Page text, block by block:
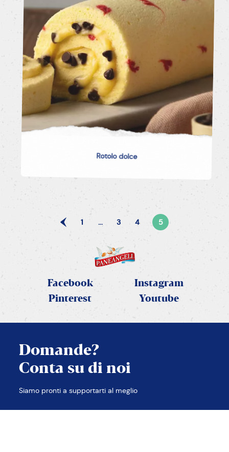
APPLICA FILTRI
Rotolo dolce
1 ... 3 4 5
Facebook
Instagram
Pinterest
Youtube
Domande?
Conta su di noi
Siamo pronti a supportarti al meglio